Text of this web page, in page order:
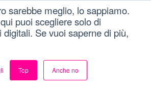
sarebbe meglio, lo sappiamo.
puoi scegliere solo di
digitali. Se vuoi saperne di più,
Top Anche no
Dici Davvero?! Menu